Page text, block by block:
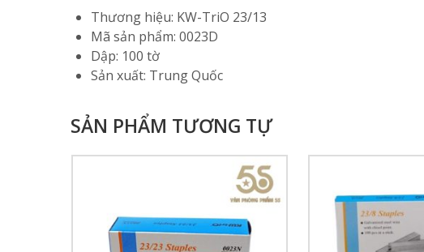
Thương hiệu: KW-TriO 23/13
Mã sản phẩm: 0023D
Dập: 100 tờ
Sản xuất: Trung Quốc
SẢN PHẨM TƯƠNG TỰ